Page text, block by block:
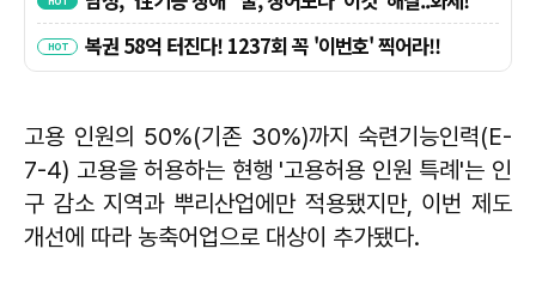
고용 인원의 50%(기존 30%)까지 숙련기능인력(E-
7-4) 고용을 허용하는 현행 '고용허용 인원 특례'는 인
구 감소 지역과 뿌리산업에만 적용됐지만, 이번 제도
개선에 따라 농축어업으로 대상이 추가됐다.